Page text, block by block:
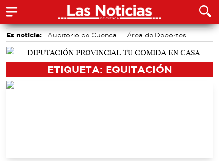
Es noticia: Auditorio de Cuenca
Área de Deportes
Actividades culturales en Cuenca
ETIQUETA: EQUITACIÓN